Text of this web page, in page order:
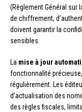
(Règlement Général sur
de chiffrement,
doivent garantir la
sensibles.
La mise à jour
fonctionnalité
régulièrement. Les
d’actualisation des
des règles fiscales,